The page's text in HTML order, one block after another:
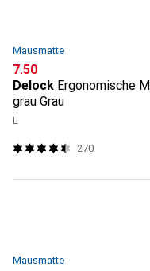
Mausmatte
CHF
7.50
Delock Ergonomische
grau Grau
L
270
Mausmatte